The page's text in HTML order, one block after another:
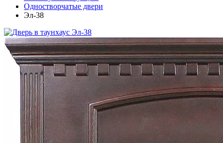
Одностворчатые двери
Эл-38